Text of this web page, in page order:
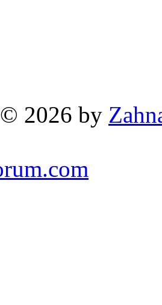
2026 by